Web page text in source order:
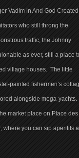
Vadim in And God Created
who still throng the
traffic, the Johnny
as ever, still a place
village houses. The little
painted fishermen’s
alongside mega-yachts.
market place on Place des
where you can sip aperitifs